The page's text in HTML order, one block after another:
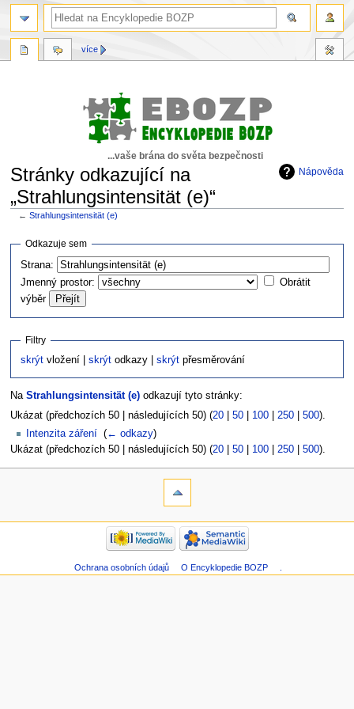
...vaše brána do světa bezpečnosti
Nápověda
Stránky odkazující na
„Strahlungsintensität (e)“
←Strahlungsintensität (e)
Skočit
navigaci
Skočit
vyhledávání
Odkazuje sem
Strana:
Jmenný prostor:
Obrátit
výběr
Filtry
skrýt vložení |skrýt odkazy |skrýt přesměrování
Na Strahlungsintensität (e)odkazují tyto stránky:
Ukázat (předchozích 50 | následujících 50) (20| 50| 100| 250| 500).
Intenzita záření
(← odkazy)
Ukázat (předchozích 50 | následujících 50) (20| 50| 100| 250| 500).
více
Ochrana osobních údajů O Encyklopedie BOZP